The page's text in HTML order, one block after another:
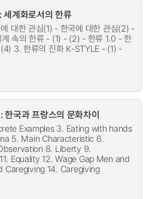
계화로서의 한류
대한 관심(1) - 한국에 대한 관심(2) -
속의 한류 - (1) - (2) - 한류 1.0 - 한
3. 한류의 진화 K-STYLE - (1) -
국과 프랑스의 문화차이
Examples 3. Eating with hands
5. Main Characteristic 6.
8. Liberty 9.
Equality 12. Wage Gap Men and
Caregiving 14. Caregiving